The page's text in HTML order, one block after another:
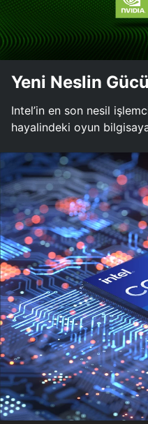
Yeni Neslin
Intel’in en son nesil
hayalindeki oyun